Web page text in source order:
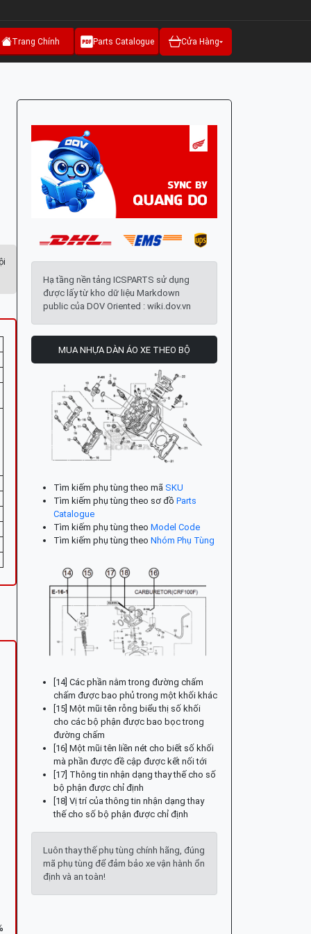
Trang Chính Parts Catalogue Cửa Hàng
Hạ tầng nền tảng ICSPARTS sử dụng
được lấy từ kho dữ liệu Markdown
public của DOV Oriented : wiki.dov.vn
MUA NHỰA DÀN ÁO XE THEO BỘ
Tìm kiếm phụ tùng theo mã SKU
Tìm kiếm phụ tùng theo sơ đồ Parts
Catalogue
Tìm kiếm phụ tùng theo Model Code
Tìm kiếm phụ tùng theo Nhóm Phụ Tùng
[14] Các phần nằm trong đường chấm
chấm được bao phủ trong một khối khác
[15] Một mũi tên rỗng biểu thị số khối
cho các bộ phận được bao bọc trong
đường chấm
[16] Một mũi tên liền nét cho biết số khối
mà phần được đề cập được kết nối tới
[17] Thông tin nhận dạng thay thế cho số
bộ phận được chỉ định
[18] Vị trí của thông tin nhận dạng thay
thế cho số bộ phận được chỉ định
Luôn thay thế phụ tùng chính hãng, đúng
mã phụ tùng để đảm bảo xe vận hành ổn
định và an toàn!